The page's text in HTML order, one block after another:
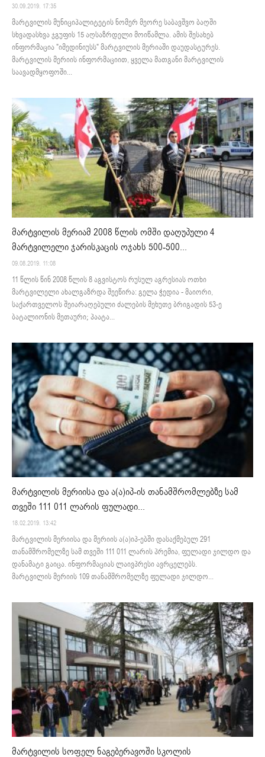
30.09.2019. 17:35
მარტვილის მუნიციპალიტეტის ნომერ მეორე საბავშვო ბაღში
სხვადასხვა ჯგუფის 15 აღსაზრდელი მოიწამლა. ამის შესახებ
ინფორმაცია "იმედინიუსს" მარტვილის მერიაში დაუდასტურეს.
მარტვილის მერიის ინფორმაციით, ყველა მათგანი მარტვილის
საავადმყოფოში...
მარტვილის მერიამ 2008 წლის ომში დაღუპული 4
მარტვილელი ჯარისკაცის ოჯახს 500-500...
09.08.2019. 11:08
11 წლის წინ 2008 წლის 8 აგვისტოს რუსულ აგრესიას ოთხი
მარტვილელი ახალგაზრდა შეეწირა: გელა ჭედია - მაიორი,
საქართველოს შეიარაღებული ძალების მეხუთე ბრიგადის 53-ე
ბატალიონის მეთაური; პაატა...
მარტვილის მერიისა და ა(ა)იპ-ის თანამშრომლებზე სამ
თვეში 111 011 ლარის ფულადი...
18.02.2019. 13:42
მარტვილის მერიისა და მერიის ა(ა)იპ-ებში დასაქმებულ 291
თანამშრომელზე სამ თვეში 111 011 ლარის პრემია, ფულადი ჯილდო და
დანამატი გაიცა. ინფორმაციას ლაივპრესი ავრცელებს.
მარტვილის მერიის 109 თანამშრომელზე ფულადი ჯილდო...
მარტვილის სოფელ ნაგებერავოში სკოლის